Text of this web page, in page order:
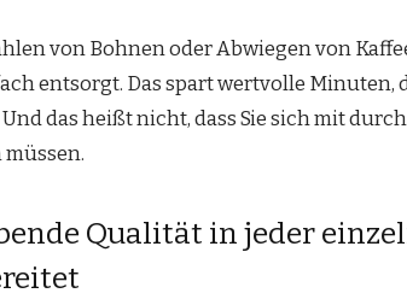
von Bohnen oder Abwiegen von
entsorgt. Das spart wertvolle Minuten,
das heißt nicht, dass Sie sich mit
Qualität in jeder